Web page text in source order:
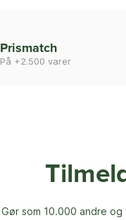
Prismatch
På +2.500 varer
Gør som 10.000 andre